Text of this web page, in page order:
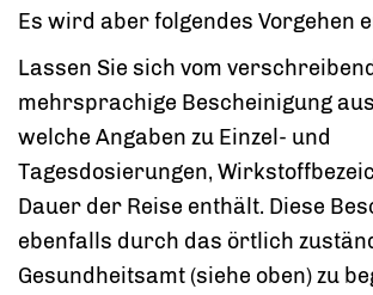
Es wird aber folgendes Vorgehen
Lassen Sie sich vom
mehrsprachige Bescheinigung
welche Angaben zu Einzel- und
Tagesdosierungen,
Dauer der Reise enthält. Diese
ebenfalls durch das örtlich
Gesundheitsamt (siehe oben) zu